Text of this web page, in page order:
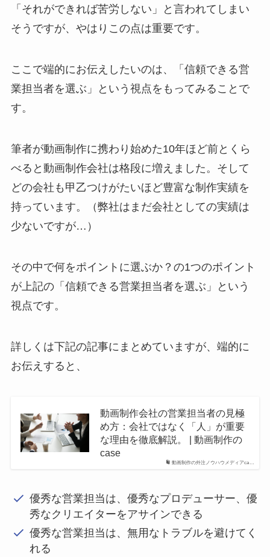
「それができれば苦労しない」と言われてしまい
そうですが、やはりこの点は重要です。
ここで端的にお伝えしたいのは、「信頼できる営
業担当者を選ぶ」という視点をもってみることで
す。
筆者が動画制作に携わり始めた10年ほど前とくら
べると動画制作会社は格段に増えました。そして
どの会社も甲乙つけがたいほど豊富な制作実績を
持っています。（弊社はまだ会社としての実績は
少ないですが…）
その中で何をポイントに選ぶか？の1つのポイント
が上記の「信頼できる営業担当者を選ぶ」という
視点です。
詳しくは下記の記事にまとめていますが、端的に
お伝えすると、
動画制作の外注ノウハウメディアca…
動画制作会社の営業担当者の見極
め方：会社ではなく「人」が重要
な理由を徹底解説。 | 動画制作の
case
優秀な営業担当は、優秀なプロデューサー、優
秀なクリエイターをアサインできる
優秀な営業担当は、無用なトラブルを避けてく
れる